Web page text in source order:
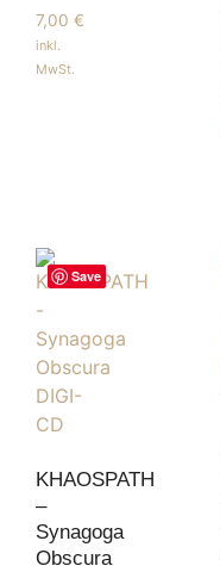
7,00 €
inkl.
MwSt.
Save
KHAOSPATH
–
Synagoga
Obscura